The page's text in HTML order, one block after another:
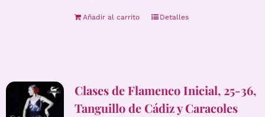
Añadir al carrito Detalles
Clases de Flamenco Inicial, 25-36,
Tanguillo de Cádiz y Caracoles